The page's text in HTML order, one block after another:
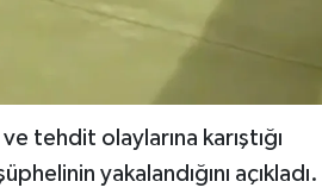
tehdit olaylarına karıştığı
yakalandığını açıkladı.